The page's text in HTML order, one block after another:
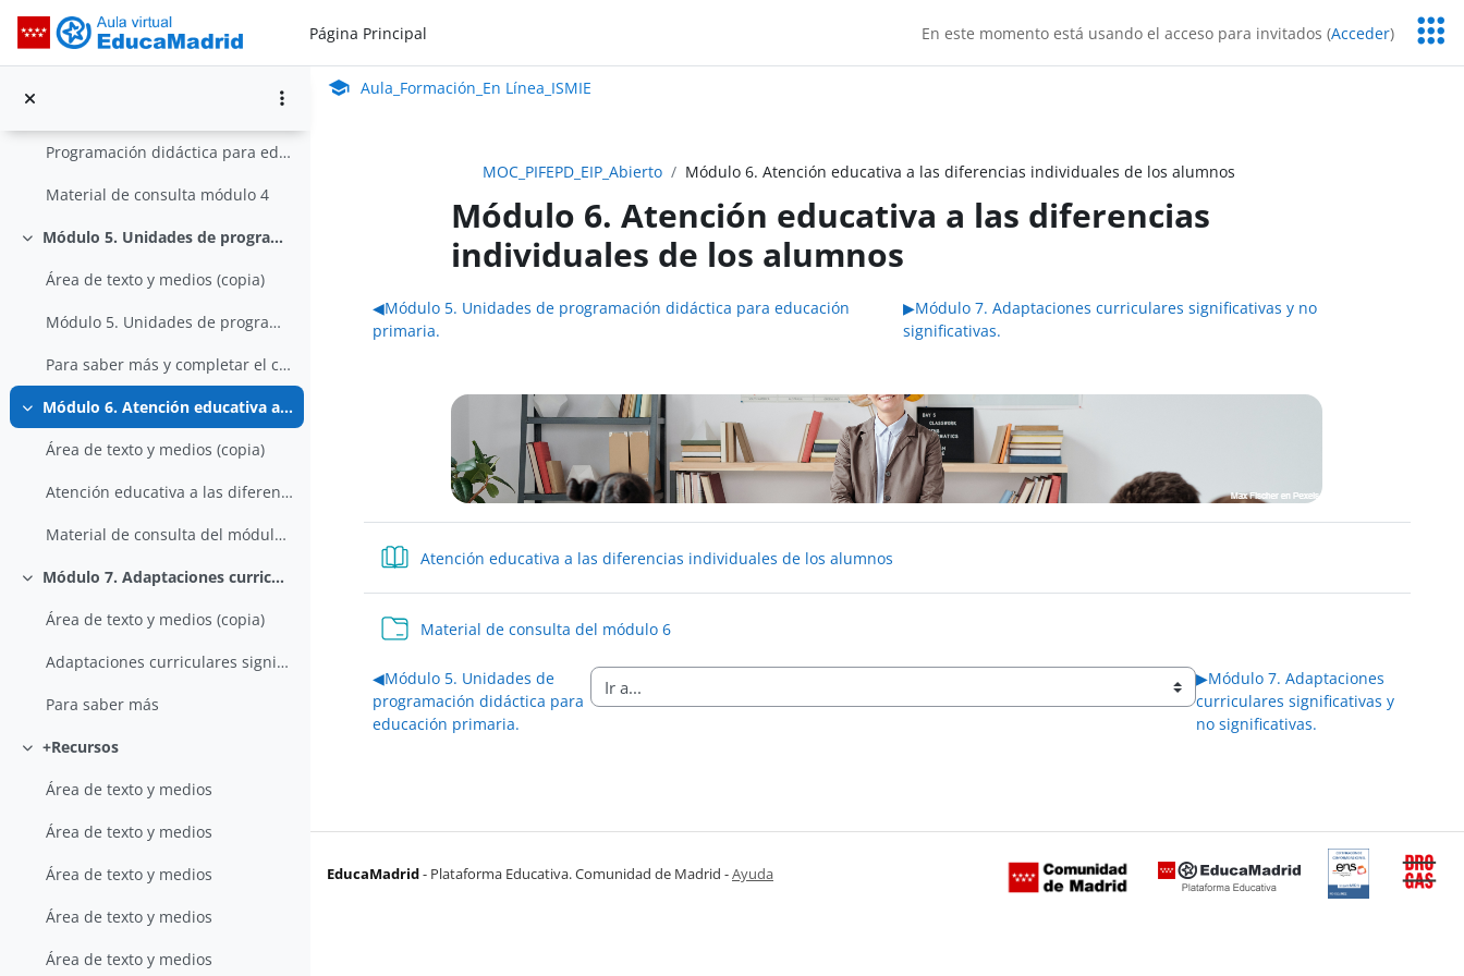
Aula_Formación_En Línea_ISMIEPágina Principal En este momento está usando el acceso para invitados (Acceder)
Área de texto y medios
Módulo 4. Programación didáctica para educación primaria.
Programación didáctica para educación primaria.
Material de consulta módulo 4
Colapsar Módulo 5. Unidades de programación didáctica para educación primaria.
Área de texto y medios (copia)
Módulo 5. Unidades de programación didáctica para educación primaria.
Para saber más y completar el cuestionario
Colapsar Módulo 6. Atención educativa a las diferencias individuales de los alumnos
Área de texto y medios (copia)
Atención educativa a las diferencias individuales de los alumnos
Material de consulta del módulo 6
Colapsar Módulo 7. Adaptaciones curriculares significativas y no significativas.
Área de texto y medios (copia)
Adaptaciones curriculares significativas y no significativas.
Para saber más
Colapsar
+Recursos
Área de texto y medios
Área de texto y medios
Área de texto y medios
Área de texto y medios
Área de texto y medios
Aula Virtual de EducaMadrid:
Aula_Formación_En Línea_ISMIE
MOC_PIFEPD_EIP_Abierto Módulo 6. Atención educativa a las diferencias individuales de los alumnos
Módulo 6. Atención educativa a las diferencias
individuales de los alumnos
Perfilado de sección
◀︎Módulo 5. Unidades de programación didáctica para educación
primaria.
▶︎Módulo 7. Adaptaciones curriculares significativas y no
significativas.
Atención educativa a las diferencias individuales de los alumnos
Material de consulta del módulo 6Carpeta
◀︎Módulo 5. Unidades de
programación didáctica para
educación primaria.
▶︎Módulo 7. Adaptaciones
curriculares significativas y
no significativas.
EducaMadrid- Plataforma Educativa. Comunidad de Madrid -Ayuda CertificaciónBuzón